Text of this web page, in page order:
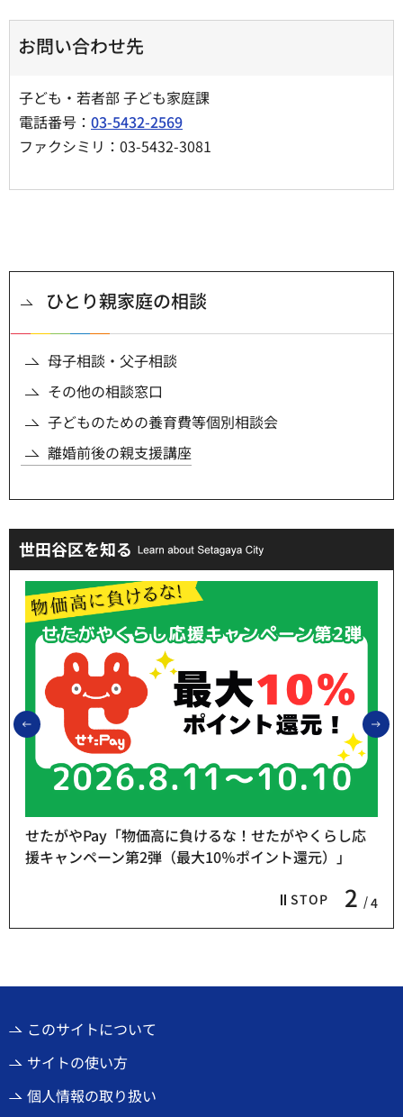
お問い合わせ先
子ども・若者部 子ども家庭課
電話番号： 03-5432-2569
ファクシミリ：03-5432-3081
ひとり親家庭の相談
母子相談・父子相談
その他の相談窓口
子どものための養育費等個別相談会
離婚前後の親支援講座
世田谷区を知る
前のスライドを表示
STOP 2 4
せたがやPay「物価高に負けるな！せたがやくらし応
援キャンペーン第2弾（最大10％ポイント還元）」
このサイトについて
サイトの使い方
個人情報の取り扱い